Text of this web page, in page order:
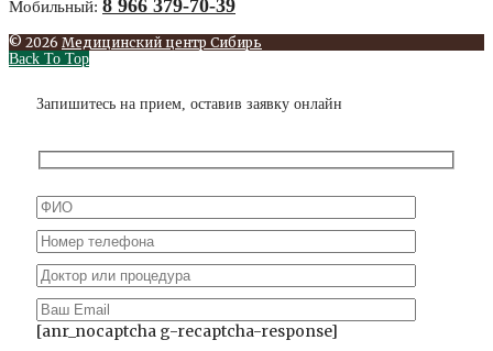
Мобильный: 8 966 379-70-39
© 2026 Медицинский центр Сибирь
Back To Top
Запишитесь на прием, оставив заявку онлайн
[anr_nocaptcha g-recaptcha-response]